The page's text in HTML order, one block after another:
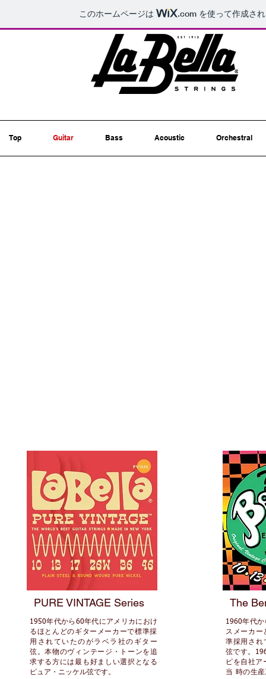
このホームページは .com を使って作成さ
Top Guitar Bass Acoustic Orchestral
PURE VINTAGE Series
1950年代から60年代にアメリカにおけ
るほとんどのギターメーカーで標準採
用されていたのがラベラ社のギター
弦。本物のヴィンテージ・トーンを追
求する方には最も好ましい選択となる
ピュア・ニッケル弦です。
The
1960年代
スメーカー
準採用され
弦です。
ピを自社
当 時の生